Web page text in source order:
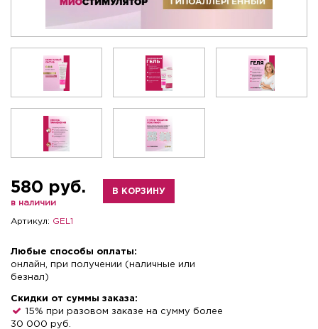
580 руб.
в наличии
В КОРЗИНУ
Артикул: GEL1
Любые способы оплаты:
онлайн, при получении (наличные или
безнал)
Скидки от суммы заказа:
15% при разовом заказе на сумму более
30 000 руб.